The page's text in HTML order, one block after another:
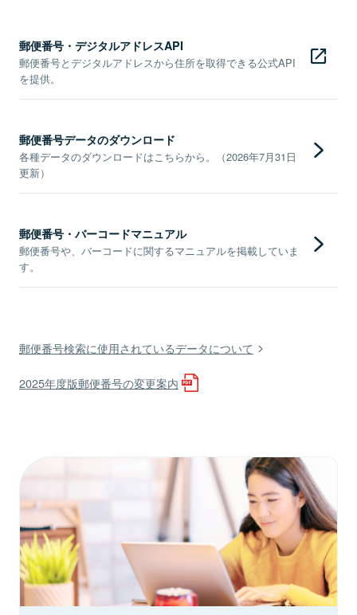
郵便番号・デジタルアドレスAPI
郵便番号とデジタルアドレスから住所を取得できる公式API
を提供。
郵便番号データのダウンロード
各種データのダウンロードはこちらから。（2026年7月31日
更新）
郵便番号・バーコードマニュアル
郵便番号や、バーコードに関するマニュアルを掲載していま
す。
郵便番号検索に使用されているデータについて
2025年度版郵便番号の変更案内